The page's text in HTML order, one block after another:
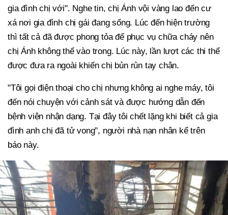
gia đình chị với". Nghe tin, chị Ánh vội vàng lao đến cư
xá nơi gia đình chị gái đang sống. Lúc đến hiện trường
thì tất cả đã được phong tỏa để phục vụ chữa cháy nên
chị Ánh không thể vào trong. Lúc này, lần lượt các thi thể
được đưa ra ngoài khiến chị bủn rủn tay chân.
"Tôi gọi điện thoại cho chị nhưng không ai nghe máy, tôi
đến nói chuyện với cảnh sát và được hướng dẫn đến
bệnh viện nhận dạng. Tại đây tôi chết lặng khi biết cả gia
đình anh chị đã tử vong", người nhà nạn nhân kể trên
báo này.